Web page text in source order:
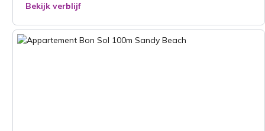
Bekijk verblijf